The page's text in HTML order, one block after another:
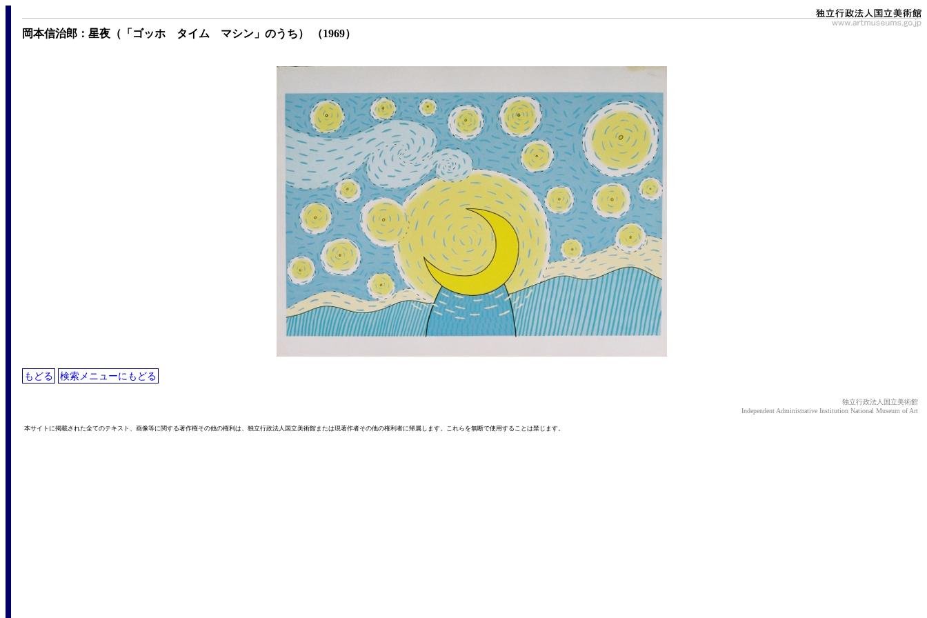
岡本信治郎：星夜（「ゴッホ タイム マシン」のうち） （1969）
もどる 検索メニューにもどる
独立行政法人国立美術館
Independent Administrative Institution National Museum of Art
本サイトに掲載された全てのテキスト、画像等に関する著作権その他の権利は、独立行政法人国立美術館または現著作者その他の権利者に帰属します。これらを無断で使用することは禁じます。